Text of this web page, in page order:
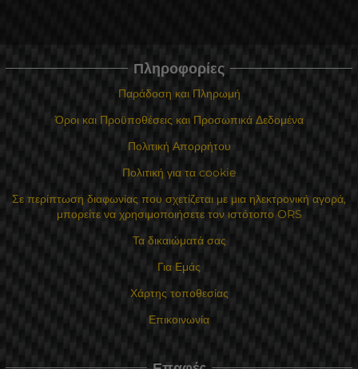
Πληροφορίες
Παράδοση και Πληρωμή
Όροι και Προϋποθέσεις και Προσωπικά Δεδομένα
Πολιτική Απορρήτου
Πολιτική για τα cookie
Σε περίπτωση διαφωνίας που σχετίζεται με μια ηλεκτρονική αγορά,
μπορείτε να χρησιμοποιήσετε τον ιστότοπο ORS
Τα δικαιώματά σας
Για Εμάς
Χάρτης τοποθεσίας
Επικοινωνία